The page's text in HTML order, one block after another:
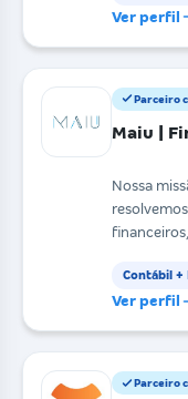
Ver perfil
Parceiro
Maiu |
Nossa
Contábil +
Ver perfil
Parceiro